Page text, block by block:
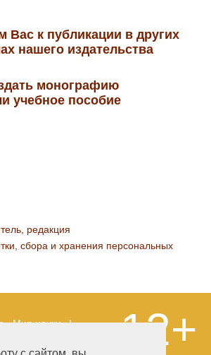
Вас к публикации в других
нашего издательства
монографию
учебное пособие
редакция
сбора и хранения персональных
«Мир науки» \
на сайте,
12+